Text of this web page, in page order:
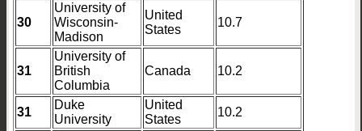
30
University of
Wisconsin-
Madison
United
States
10.7
31
University of
British
Columbia
Canada 10.2
31
Duke
University
United
States
10.2